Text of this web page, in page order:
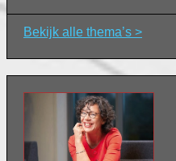
Bekijk alle thema’s >